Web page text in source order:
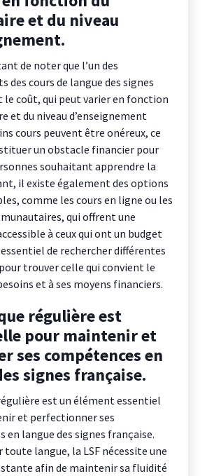
et du niveau
de noter que l’un des
des cours de langue des signes
le coût, qui peut varier en fonction
et du niveau d’enseignement
cours peuvent être onéreux, ce
un obstacle financier pour
souhaitant apprendre la
il existe également des options
comme les cours en ligne ou les
qui offrent une
à ceux qui ont un budget
de rechercher différentes
trouver celle qui convient le
et à ses moyens financiers.
régulière est
pour maintenir et
ses compétences en
signes française.
est un élément essentiel
et perfectionner ses
en langue des signes française.
toute langue, la LSF nécessite une
afin de maintenir sa fluidité